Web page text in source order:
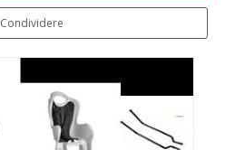
Condividere